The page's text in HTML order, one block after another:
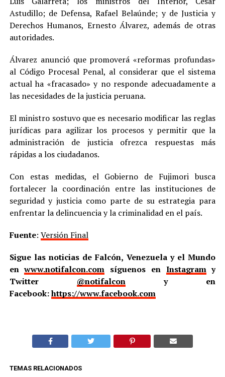
Astudillo; de Defensa, Rafael Belaúnde; y de Justicia y
Derechos Humanos, Ernesto Álvarez, además de otras
autoridades.
Álvarez anunció que promoverá «reformas profundas»
al Código Procesal Penal, al considerar que el sistema
actual ha «fracasado» y no responde adecuadamente a
las necesidades de la justicia peruana.
El ministro sostuvo que es necesario modificar las reglas
jurídicas para agilizar los procesos y permitir que la
administración de justicia ofrezca respuestas más
rápidas a los ciudadanos.
Con estas medidas, el Gobierno de Fujimori busca
fortalecer la coordinación entre las instituciones de
seguridad y justicia como parte de su estrategia para
enfrentar la delincuencia y la criminalidad en el país.
Fuente: Versión Final
Sigue las noticias de Falcón, Venezuela y el Mundo
enwww.notifalcon.com síguenos en Instagramy
Twitter @notifalcony en
Facebook:https://www.facebook.com
TEMAS RELACIONADOS